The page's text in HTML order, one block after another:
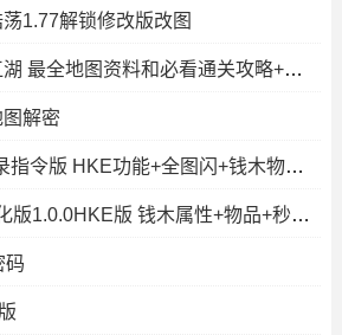
1.77解锁修改版改图
金庸群侠传之决战江湖 最全地图资料和必看通关攻略+解锁版
解密
解锁版魔怨2.2之魔录指令版 HKE功能+全图闪+钱木物品控单位
劫尽 mdash 终章优化版1.0.0HKE版 钱木属性+物品+秒建造出兵+P闪无CD+
码